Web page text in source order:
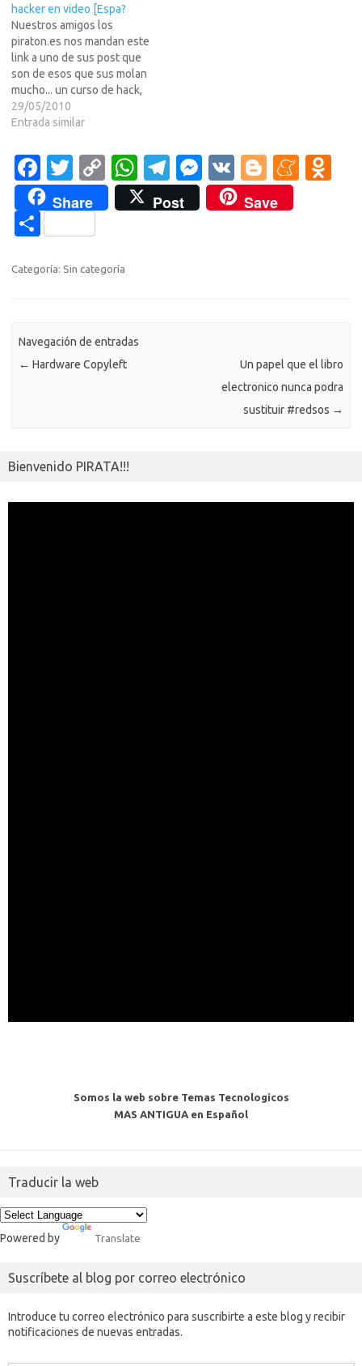
hacker en video [Espa?
Nuestros amigos los
piraton.es nos mandan este
link a uno de sus post que
son de esos que sus molan
mucho... un curso de hack,
pero esta vez, nada de tener
que leer, si no en video... y
hubieran borrado, si no en
archivos locales,…
29/05/2010
Entrada similar
Fa
c
e
b
o
T
w
it
te
r
C
o
p
Li
W
h
at
T
el
e
M
es
se
V
K
Bl
o
g
M
i
Share Post Save
C
m
ti
Categoría: Sin categoría
Navegación de entradas
← Hardware Copyleft
Un papel que el libro
electronico nunca podra
sustituir #redsos →
Bienvenido PIRATA!!!
Somos la web sobre Temas Tecnologicos
MAS ANTIGUA en Español
Traducir la web
Powered by Translate
Suscríbete al blog por correo electrónico
Introduce tu correo electrónico para suscribirte a este blog y recibir
notificaciones de nuevas entradas.